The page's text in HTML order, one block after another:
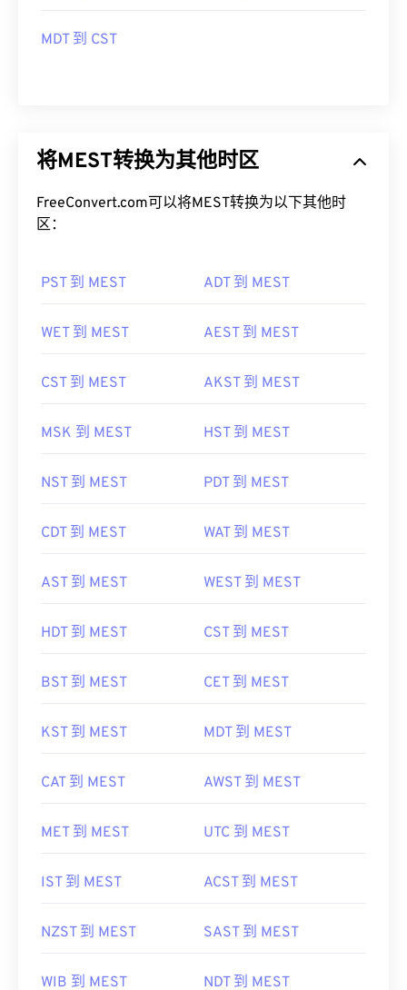
MDT 到 CST
将MEST转换为其他时区
FreeConvert.com可以将MEST转换为以下其他时
区：
PST 到 MEST ADT 到 MEST
WET 到 MEST AEST 到 MEST
CST 到 MEST AKST 到 MEST
MSK 到 MEST HST 到 MEST
NST 到 MEST PDT 到 MEST
CDT 到 MEST WAT 到 MEST
AST 到 MEST WEST 到 MEST
HDT 到 MEST CST 到 MEST
BST 到 MEST CET 到 MEST
KST 到 MEST MDT 到 MEST
CAT 到 MEST AWST 到 MEST
MET 到 MEST UTC 到 MEST
IST 到 MEST ACST 到 MEST
NZST 到 MEST SAST 到 MEST
WIB 到 MEST NDT 到 MEST